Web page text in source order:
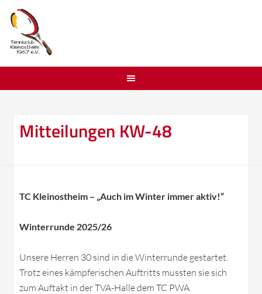
Mitteilungen KW-48
TC Kleinostheim – „Auch im Winter immer aktiv!“
Winterrunde 2025/26
Unsere Herren 30 sind in die Winterrunde gestartet.
Trotz eines kämpferischen Auftritts mussten sie sich
zum Auftakt in der TVA-Halle dem TC PWA